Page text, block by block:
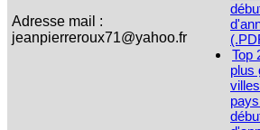
Adresse mail :
jeanpierreroux71@yahoo.fr
Top
plus